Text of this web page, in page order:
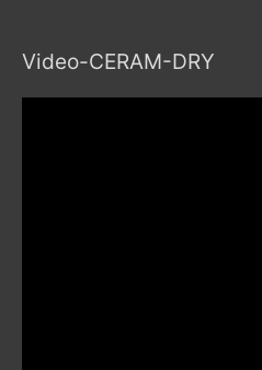
Video-CERAM-DRY